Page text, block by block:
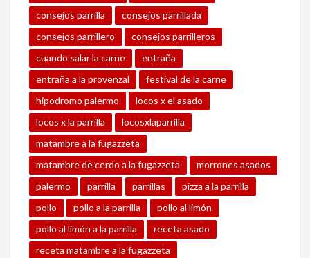
consejos parrilla
consejos parrillada
consejos parrillero
consejos parrilleros
cuando salar la carne
entraña
entraña a la provenzal
festival de la carne
hipodromo palermo
locos x el asado
locos x la parrilla
locosxlaparrilla
matambre a la fugazzeta
matambre de cerdo a la fugazzeta
morrones asados
palermo
parrilla parrillas
pizza a la parrilla
pollo
pollo a la parrilla
pollo al limón
pollo al limón a la parrilla
receta asado
receta matambre a la fugazzeta